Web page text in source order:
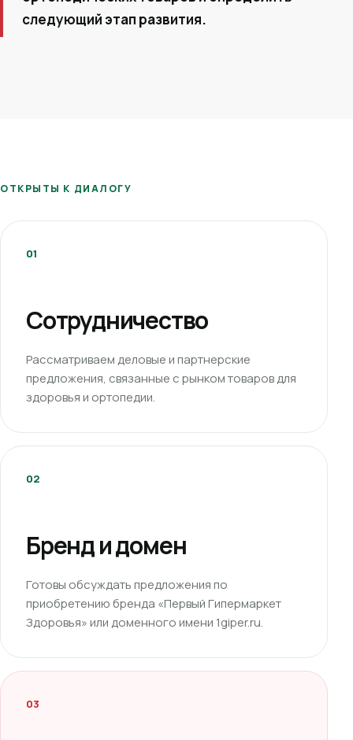
следующий этап развития.
ОТКРЫТЫ К ДИАЛОГУ
01
Сотрудничество
Рассматриваем деловые и партнерские
предложения, связанные с рынком товаров для
здоровья и ортопедии.
02
Бренд и домен
Готовы обсуждать предложения по
приобретению бренда «Первый Гипермаркет
Здоровья» или доменного имени 1giper.ru.
03